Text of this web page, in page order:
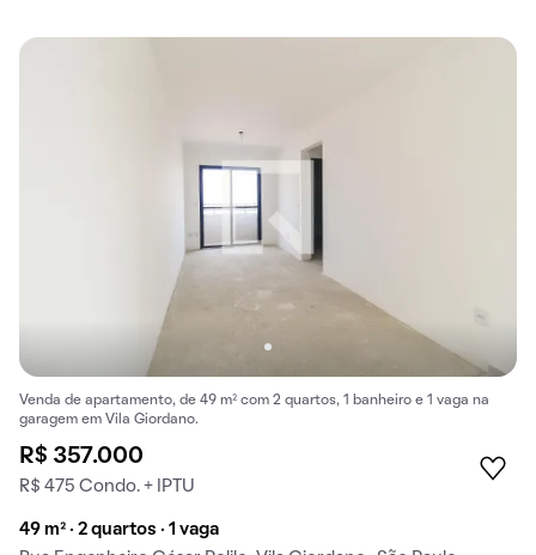
Venda de apartamento, de 49 m² com 2 quartos, 1 banheiro e 1 vaga na
garagem em Vila Giordano.
R$ 357.000
R$ 475 Condo. + IPTU
49 m² · 2 quartos · 1 vaga